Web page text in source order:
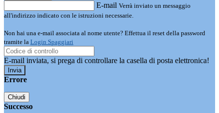
E-mail Verrà inviato un messaggio
all'indirizzo indicato con le istruzioni necessarie.
Non hai una e-mail associata al nome utente? Effettua il reset della password
tramite la Login Spaggiari
E-mail inviata, si prega di controllare la casella di posta elettronica!
Errore
Chiudi
Successo